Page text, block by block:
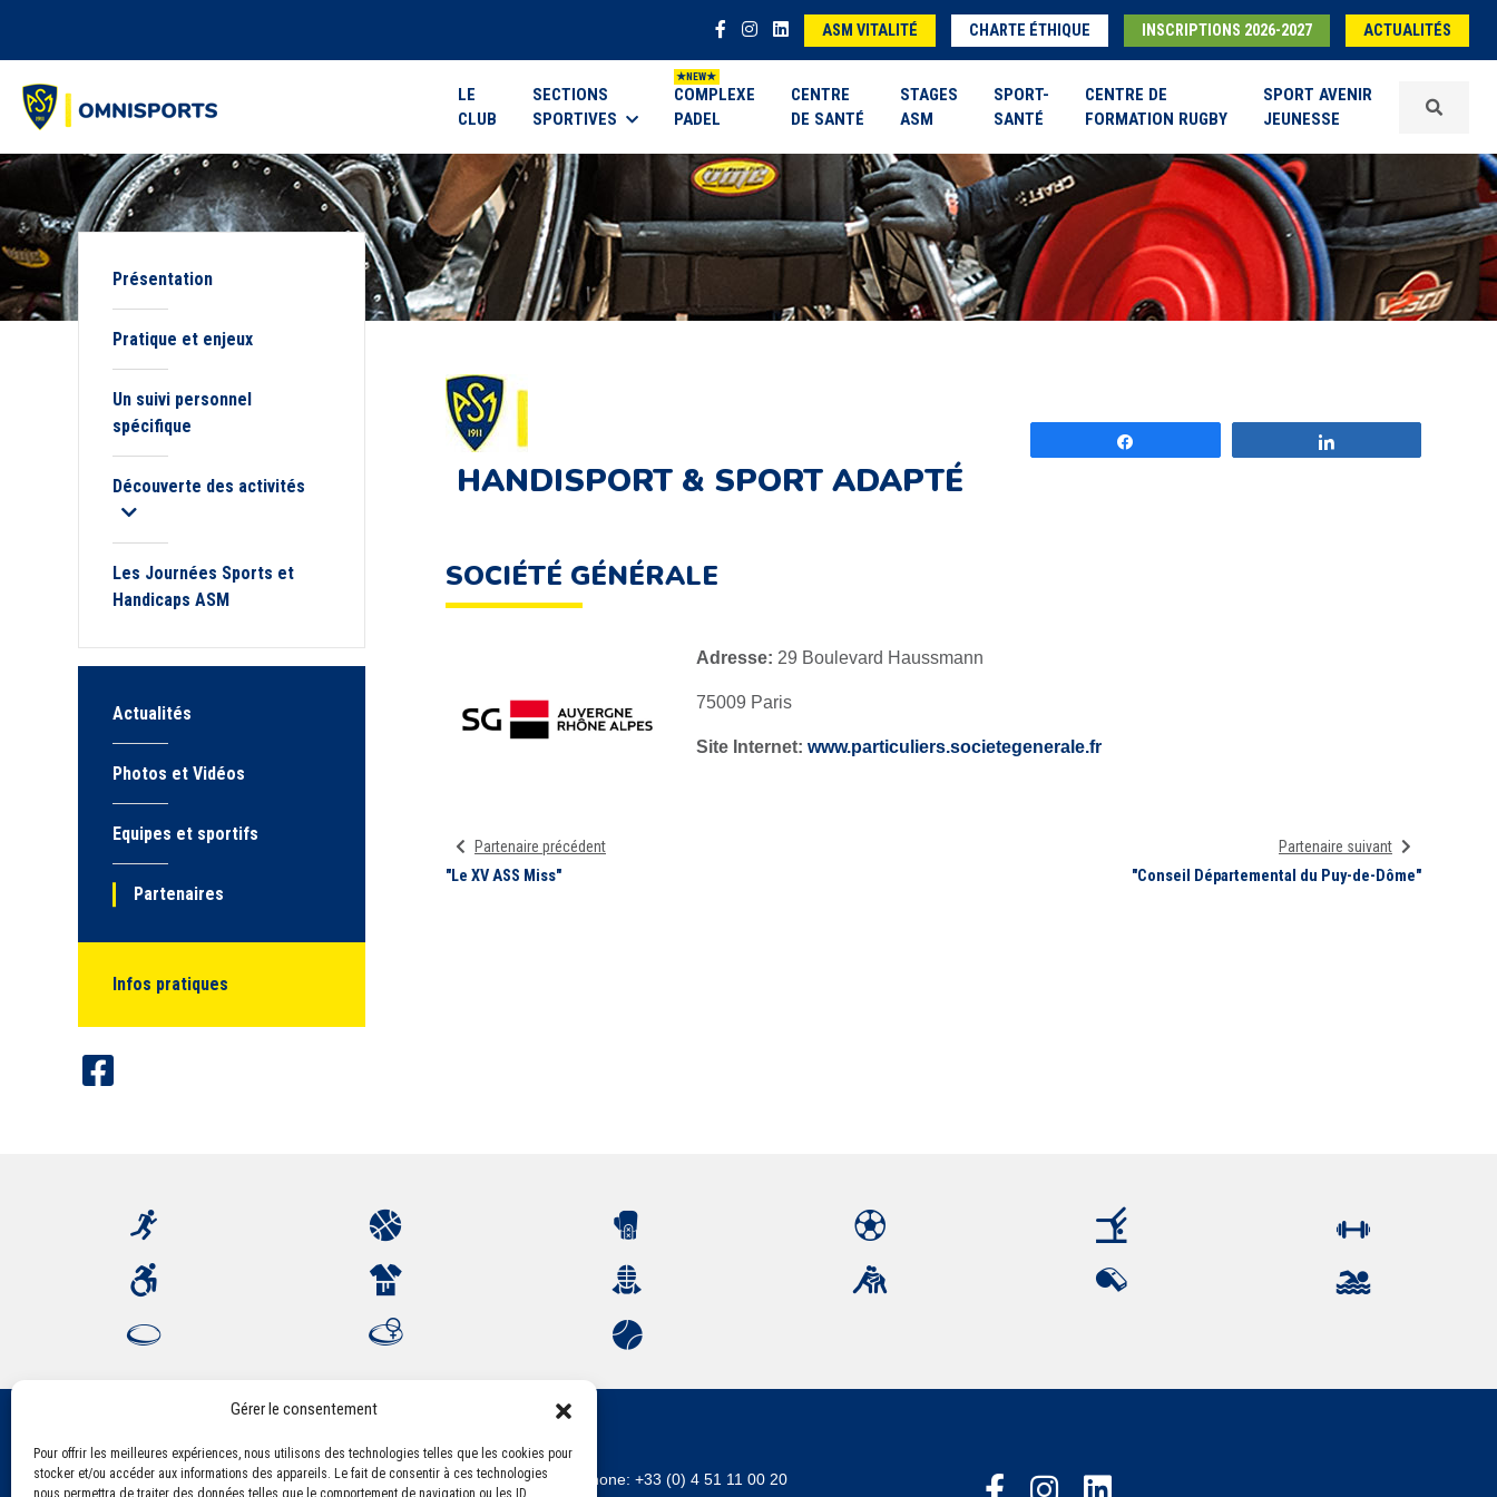
Gérer le consentement
Pour offrir les meilleures expériences, nous utilisons des technologies telles que les cookies pour
stocker et/ou accéder aux informations des appareils. Le fait de consentir à ces technologies
nous permettra de traiter des données telles que le comportement de navigation ou les ID
ASM VITALITÉ CHARTE ÉTHIQUE INSCRIPTIONS 2026-2027 ACTUALITÉS
LE
CLUB
SECTIONS
SPORTIVES
COMPLEXE
PADEL
CENTRE
DE SANTÉ
STAGES
ASM
SPORT-
SANTÉ
CENTRE DE
FORMATION RUGBY
SPORT AVENIR
JEUNESSE
Présentation
Pratique et enjeux
Un suivi personnel
spécifique
Découverte des activités
Les Journées Sports et
Handicaps ASM
Actualités
Photos et Vidéos
Equipes et sportifs
Partenaires
Infos pratiques
HANDISPORT & SPORT ADAPTÉ
SOCIÉTÉ GÉNÉRALE
Adresse: 29 Boulevard Haussmann
75009 Paris
Site Internet: www.particuliers.societegenerale.fr
Partenaire précédent
"Le XV ASS Miss"
Partenaire suivant
"Conseil Départemental du Puy-de-Dôme"
Association Sportive Montferrandaise
84, boulevard Léon Jouhaux
Téléphone: +33 (0) 4 51 11 00 20